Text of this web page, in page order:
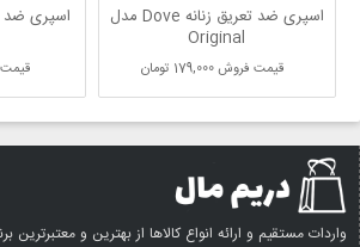
اسپری ضد تعریق زنانه Dove مدل
Original
قیمت فروش179,000 تومان
واردات مستقیم و ارائه انواع کالاها از بهترین و